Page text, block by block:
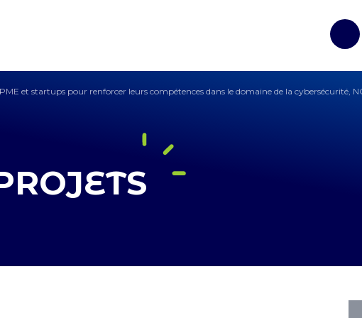
et startups pour renforcer leurs compétences dans le domaine de la cybersécurité,